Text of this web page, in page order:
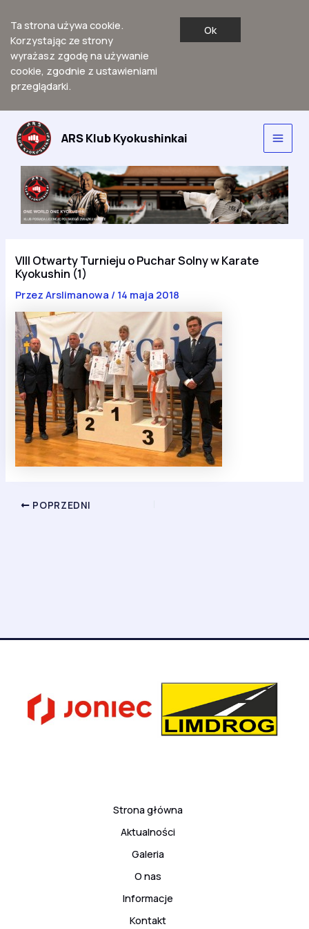
Ta strona używa cookie.
Korzystając ze strony
wyrażasz zgodę na używanie
cookie, zgodnie z ustawieniami
przeglądarki.
Ok
Przejdź
treści
ARS Klub Kyokushinkai
Main
VIII Otwarty Turnieju o Puchar Solny w Karate
Kyokushin (1)
PrzezArslimanowa / 14 maja 2018
POPRZEDNI
Strona główna
Aktualności
Galeria
O nas
Informacje
Kontakt